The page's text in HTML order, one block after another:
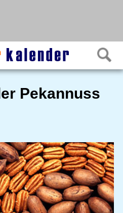
Pekannuss